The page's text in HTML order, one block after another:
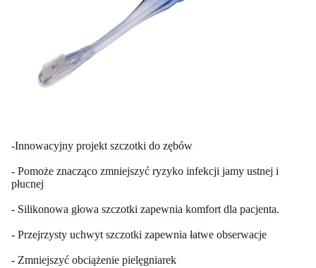
-Innowacyjny projekt szczotki do zębów
- Pomoże znacząco zmniejszyć ryzyko infekcji jamy ustnej i
płucnej
- Silikonowa głowa szczotki zapewnia komfort dla pacjenta.
- Przejrzysty uchwyt szczotki zapewnia łatwe obserwacje
- Zmniejszyć obciążenie pielęgniarek